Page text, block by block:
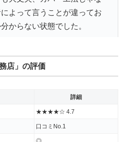
よって言うことが違ってお
からない状態でした。
構造から詳しく話してもら
てもらえたと思ったので選
ます。
すが間違った工事をされる
発する可能性があると思う
店」の評価
詳細
★★★★☆ 4.7
口コミNo.1